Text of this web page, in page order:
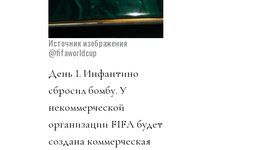
Источник изображения
@fifaworldcup
День 1. Инфантино
сбросил бомбу. У
некоммерческой
организации FIFA будет
создана коммерческая